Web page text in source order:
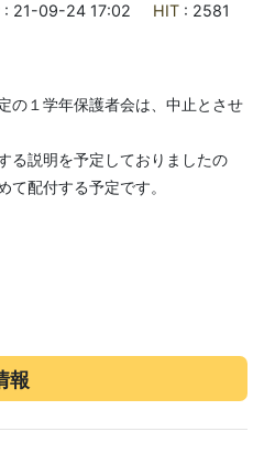
: 21-09-24 17:02 HIT : 2581
の１学年保護者会は、中止とさせ
る説明を予定しておりましたの
て配付する予定です。
報